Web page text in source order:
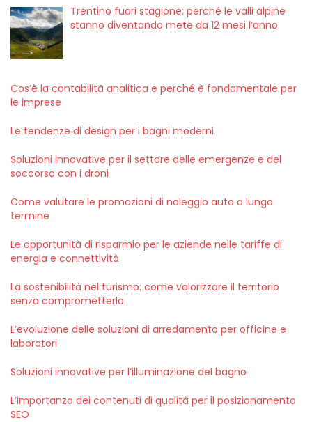
Trentino fuori stagione: perché le valli alpine
stanno diventando mete da 12 mesi l’anno
Cos’è la contabilità analitica e perché è fondamentale per
le imprese
Le tendenze di design per i bagni moderni
Soluzioni innovative per il settore delle emergenze e del
soccorso con i droni
Come valutare le promozioni di noleggio auto a lungo
termine
Le opportunità di risparmio per le aziende nelle tariffe di
energia e connettività
La sostenibilità nel turismo: come valorizzare il territorio
senza comprometterlo
L’evoluzione delle soluzioni di arredamento per officine e
laboratori
Soluzioni innovative per l’illuminazione del bagno
L’importanza dei contenuti di qualità per il posizionamento
SEO